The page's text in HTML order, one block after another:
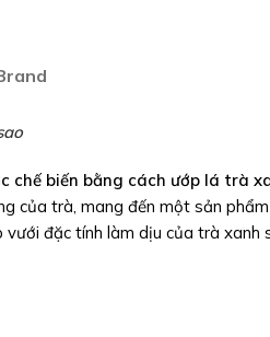
chế biến bằng cách ướp lá trà
của trà, mang đến một sản
đặc tính làm dịu của trà xanh